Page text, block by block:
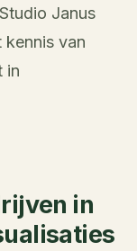
Janus
kennis van
in
in